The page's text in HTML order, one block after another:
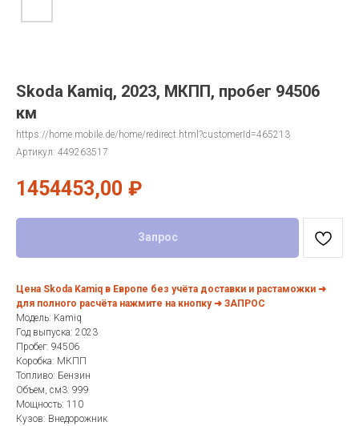
Skoda Kamiq, 2023, МКПП, пробег 94506
км
https://home.mobile.de/home/redirect.html?customerId=465213
Артикул: 449263517
1454453,00 ₽
Запрос
Цена Skoda Kamiq в Европе без учёта доставки и растаможки ➜
для полного расчёта нажмите на кнопку ➜ ЗАПРОС
Модель: Kamiq
Год выпуска: 2023
Пробег: 94506
Коробка: МКПП
Топливо: Бензин
Объем, см3: 999
Мощность: 110
Кузов: Внедорожник